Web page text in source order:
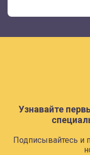
Узнавайте
Подписывайтесь и